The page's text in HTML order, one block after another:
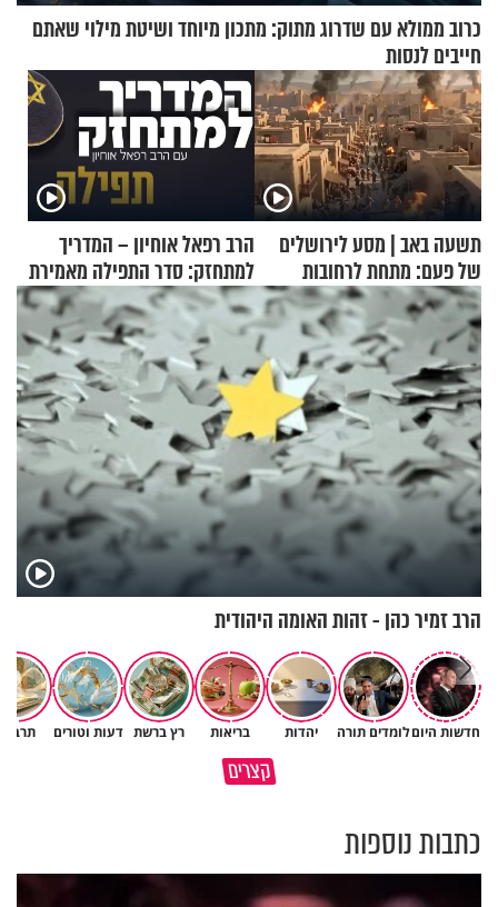
כרוב ממולא עם שדרוג מתוק: מתכון מיוחד ושיטת מילוי שאתם
חייבים לנסות
תשעה באב | מסע לירושלים
של פעם: מתחת לרחובות
ירושלים
הרב רפאל אוחיון – המדריך
למתחזק: סדר התפילה מאמירת
הקורבנות ועד קריאת שמע
הרב זמיר כהן - זהות האומה היהודית
חדשות היוםלומדים תורה יהדות בריאות רץ ברשת דעות וטורים
קצריםמדוע האמונה נמשלה למלח?
גם ׳הרע׳ זה הרחמים של בורא
כתבות נוספות